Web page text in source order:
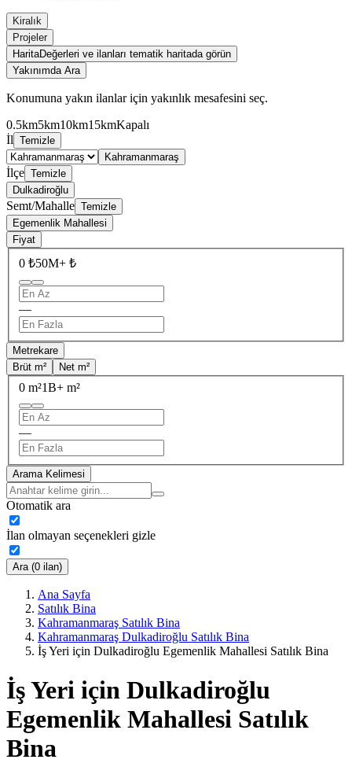
Kiralık
Projeler
HaritaDeğerleri ve ilanları tematik haritada görün
Yakınımda Ara
Konumuna yakın ilanlar için yakınlık mesafesini seç.
0.5km5km10km15kmKapalı
İl Temizle
Kahramanmaraş
İlçe Temizle
Dulkadiroğlu
Semt/Mahalle Temizle
Egemenlik Mahallesi
Fiyat
0 ₺50M+ ₺
—
Metrekare
Brüt m²
Net m²
0 m²1B+ m²
—
Arama Kelimesi
Otomatik ara
İlan olmayan seçenekleri gizle
Ara (0 ilan)
Ana Sayfa
Satılık Bina
Kahramanmaraş Satılık Bina
Kahramanmaraş Dulkadiroğlu Satılık Bina
İş Yeri için Dulkadiroğlu Egemenlik Mahallesi Satılık Bina
İş Yeri için Dulkadiroğlu
Egemenlik Mahallesi Satılık
Bina